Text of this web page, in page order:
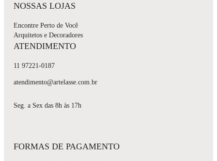
NOSSAS LOJAS
Encontre Perto de Você
Arquitetos e Decoradores
ATENDIMENTO
11 97221-0187
atendimento@artelasse.com.br
Seg. a Sex das 8h às 17h
FORMAS DE PAGAMENTO